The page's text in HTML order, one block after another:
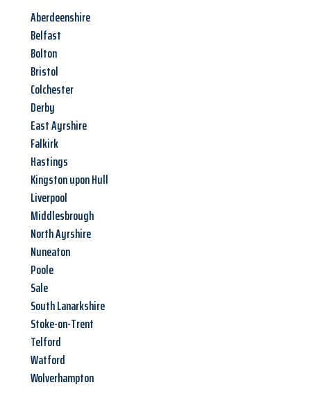
Aberdeenshire
Belfast
Bolton
Bristol
Colchester
Derby
East Ayrshire
Falkirk
Hastings
Kingston upon Hull
Liverpool
Middlesbrough
North Ayrshire
Nuneaton
Poole
Sale
South Lanarkshire
Stoke-on-Trent
Telford
Watford
Wolverhampton